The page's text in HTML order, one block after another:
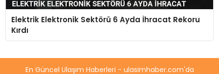
Elektrik Elektronik Sektörü 6 Ayda İhracat Rekoru
Kırdı
En Güncel Ulaşım Haberleri - ulasimhaber.com'da